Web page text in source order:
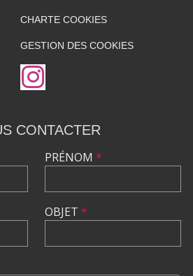
CHARTE COOKIES
GESTION DES COOKIES
CONTACTER
PRÉNOM *
OBJET *